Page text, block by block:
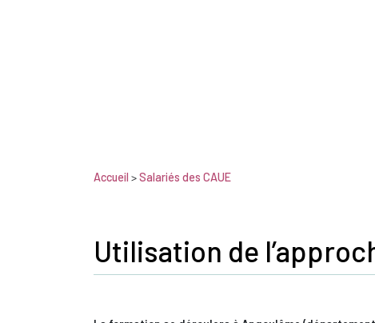
Accueil >Salariés des CAUE
Utilisation de